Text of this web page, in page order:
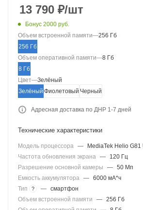
13 790 ₽/шт
Бонус 2000 руб.
Объем встроенной памяти—256 Гб
256 Гб
Объем оперативной памяти—8 Гб
8 Гб
Цвет—Зелёный
Зелёный Фиолетовый Черный
Адресная доставка по ДНР 1-7 дней
Технические характеристики
Модель процессора —
MediaTek Helio G81
Частота обновления экрана —
120 Гц
Разрешение основной камеры
— 50 Мп
Емкость аккумулятора — 6000 мА*ч
Тип
? — смартфон
Объем встроенной памяти
— 256 Гб